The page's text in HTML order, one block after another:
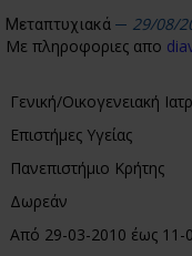
Μεταπτυχιακά
29/08/
Με πληροφοριες απο
Γενική/Οικογενειακή
Επιστήμες Υγείας
Πανεπιστήμιο Κρήτης
Δωρεάν
Από 29-03-2010 έως 11-